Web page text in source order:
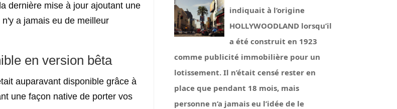
dernière mise à jour ajoutant une
a jamais eu de meilleur
en version bêta
auparavant disponible grâce à
une façon native de porter vos
indiquait à l’origine
HOLLYWOODLAND lorsqu’il
a été construit en 1923
comme publicité immobilière pour un
lotissement. Il n’était censé rester en
place que pendant 18 mois, mais
personne n’a jamais eu l’idée de le